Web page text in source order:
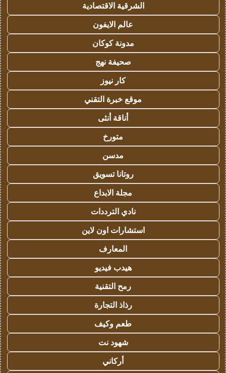
الشرقية الاقتصادية
عالم الايفون
مدونة كوكان
صحيفة نهج
كار نيوز
موقع خبرة التقني
أناقة أنثى
متورخ
مدسن
روتانا تسويق
مجلة الابداع
نادي الترددات
استشارات اون لاين
المعارف
هيدب فيديو
رمح التقنية
رذاذ التجارة
طعم وكيف
شهود نت
أركاني